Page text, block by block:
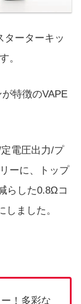
ターターキッ
。
特徴のVAPE
電圧出力/プ
ーに、トップ
らした0.8Ωコ
ました。
！多彩な